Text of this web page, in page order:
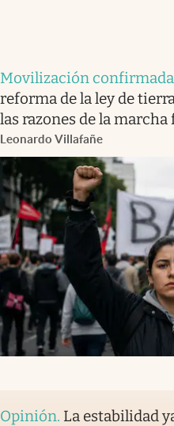
Movilización confirmada
reforma de la ley de
las razones de la
Leonardo Villafañe
Opinión. La estabilidad